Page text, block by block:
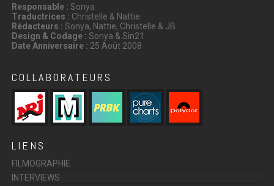
Responsable : Sonya
Traductrices : Christelle & Nattie
Rédacteurs : Sonya, Nattie, Christelle & JB
Design & Codage : Sonya & Sin21
Date Anniversaire : 25 Août 2008
COLLABORATEURS
LIENS
FILMOGRAPHIE
INTERVIEWS